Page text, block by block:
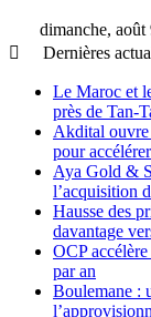
dimanche, août
Dernières
Le Maroc et
près de Tan-
Akdital ouvre
pour
Aya Gold &
l’acquisition
Hausse des
davantage
OCP
par an
Boulemane :